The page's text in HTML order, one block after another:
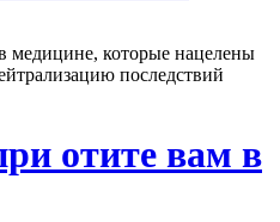
медицине, которые нацелены
последствий
отите вам в